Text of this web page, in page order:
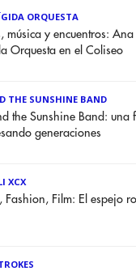
ORQUESTA
música y encuentros:
Orquesta en el Coliseo
THE SUNSHINE BAND
the Sunshine Band: una
generaciones
XCX
Fashion, Film: El espejo